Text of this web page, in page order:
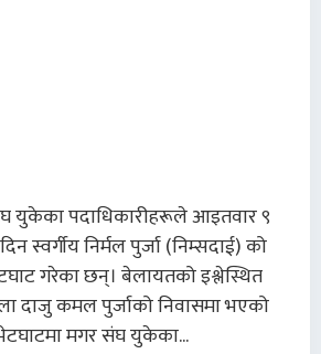
युकेका पदाधिकारीहरूले आइतवार ९
स्वर्गीय निर्मल पुर्जा (निम्सदाई) को
गरेका छन्। बेलायतको इश्लेस्थित
दाजु कमल पुर्जाको निवासमा भएको
मगर संघ युकेका...